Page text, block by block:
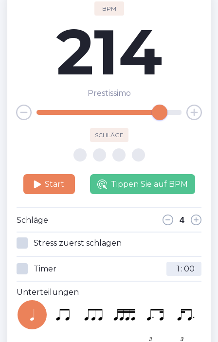
BPM
214
Prestissimo
SCHLÄGE
Start Tippen Sie auf BPM
Schläge
Stress zuerst schlagen
Timer :
Unterteilungen